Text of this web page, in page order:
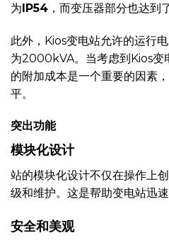
为IP54 ，而变压器部分也达到
此外，Kios变电站允许的运行
为2000kVA。当考虑到Kios变
的附加成本是一个重要的因素
平。
突出功能
模块化设计
站的模块化设计不仅在操作上
级和维护。这是帮助变电站迅
安全和美观